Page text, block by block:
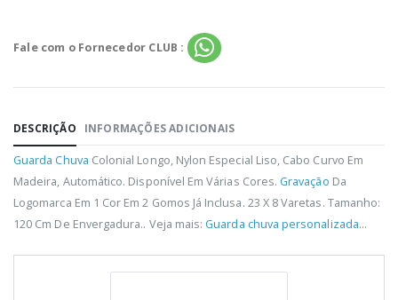
Fale com o Fornecedor CLUB :
DESCRIÇÃO INFORMAÇÕES ADICIONAIS
Guarda Chuva Colonial Longo, Nylon Especial Liso, Cabo Curvo Em
Madeira, Automático. Disponível Em Várias Cores. Gravação Da
Logomarca Em 1 Cor Em 2 Gomos Já Inclusa. 23 X 8 Varetas. Tamanho:
120 Cm De Envergadura.. Veja mais: Guarda chuva personalizada...